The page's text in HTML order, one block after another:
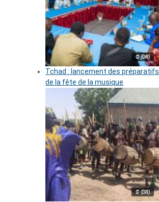
© (DR)
Tchad : lancement des préparatifs
de la fête de la musique
© (DR)